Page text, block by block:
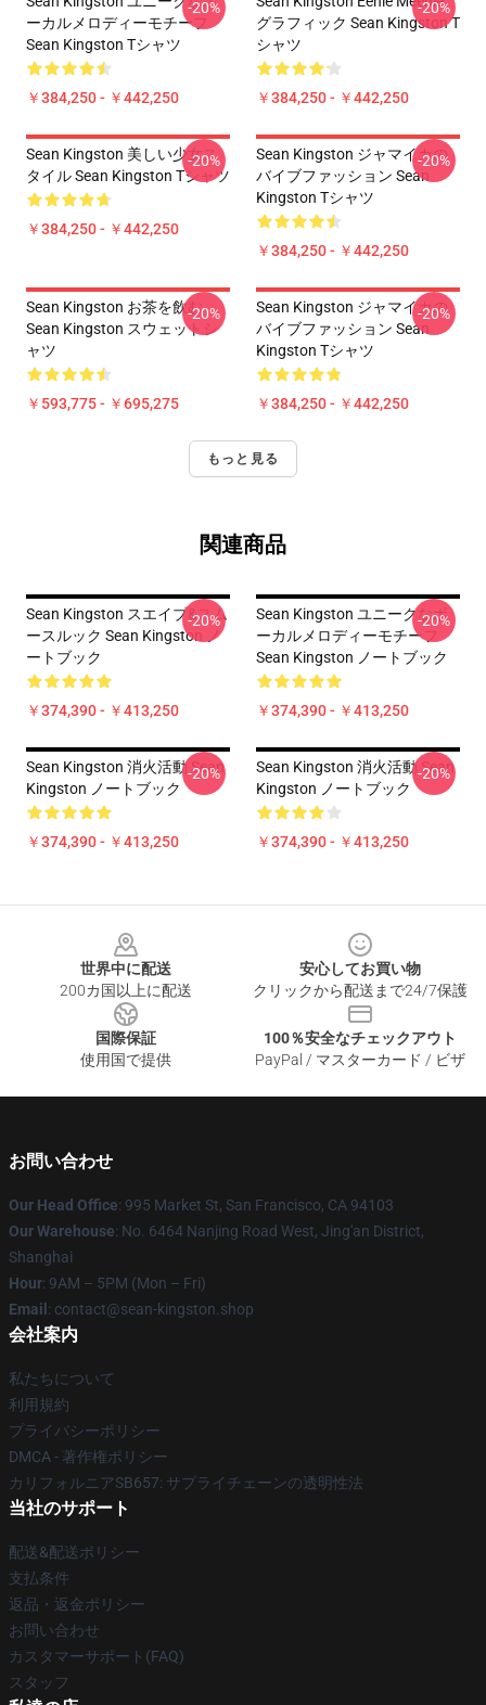
ーカルメロディーモチーフ
Sean Kingston Tシャツ
￥384,250 - ￥442,250
-20%
グラフィック Sean Kingston T
シャツ
￥384,250 - ￥442,250
-20%
Sean Kingston 美しい少女ス
タイル Sean Kingston Tシャツ
￥384,250 - ￥442,250
-20%
Sean Kingston ジャマイカの
バイブファッション Sean
Kingston Tシャツ
￥384,250 - ￥442,250
-20%
Sean Kingston お茶を飲む
Sean Kingston スウェットシ
ャツ
￥593,775 - ￥695,275
-20%
Sean Kingston ジャマイカの
バイブファッション Sean
Kingston Tシャツ
￥384,250 - ￥442,250
-20%
もっと見る
関連商品
Sean Kingston スエイブ&スム
ースルック Sean Kingston ノ
ートブック
￥374,390 - ￥413,250
-20%
Sean Kingston ユニークなボ
ーカルメロディーモチーフ
Sean Kingston ノートブック
￥374,390 - ￥413,250
-20%
Sean Kingston 消火活動 Sean
Kingston ノートブック
￥374,390 - ￥413,250
-20%
Sean Kingston 消火活動 Sean
Kingston ノートブック
￥374,390 - ￥413,250
-20%
世界中に配送
200カ国以上に配送
安心してお買い物
クリックから配送まで24/7保護
国際保証
使用国で提供
100％安全なチェックアウト
PayPal / マスターカード / ビザ
お問い合わせ
Our Head Office: 995 Market St, San Francisco, CA 94103
Our Warehouse: No. 6464 Nanjing Road West, Jing'an District,
Shanghai
Hour: 9AM – 5PM (Mon – Fri)
Email : contact@sean-kingston.shop
会社案内
私たちについて
利用規約
プライバシーポリシー
DMCA - 著作権ポリシー
カリフォルニアSB657: サプライチェーンの透明性法
当社のサポート
配送&配送ポリシー
支払条件
返品・返金ポリシー
お問い合わせ
カスタマーサポート(FAQ)
スタッフ